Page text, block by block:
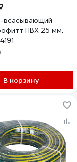
всасывающий
ПВХ 25 мм,
В корзину